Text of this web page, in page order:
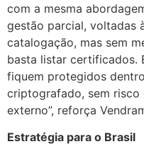
com a mesma
gestão parcial, voltadas
catalogação, mas sem
basta listar certificados.
fiquem protegidos
criptografado, sem risco
externo”, reforça
Estratégia para o Brasil